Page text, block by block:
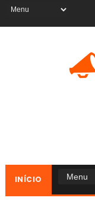
INÍCIO